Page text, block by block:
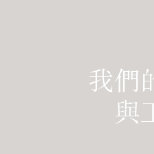
我們
與